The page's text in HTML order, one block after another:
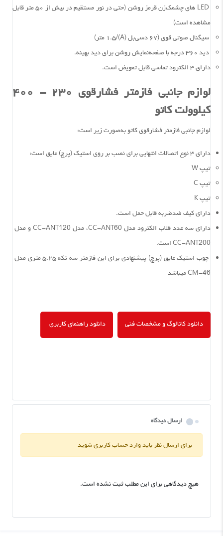
LED های چشمک‌زن قرمز روشن (حتی در نور مستقیم در بیش از ۵۰ متر قابل‌
مشاهده است)
سیگنال صوتی قوی (۶۷ دسی‌بل (A)/۱.۵ متر)
دید ۳۶۰ درجه با صفحه‌نمایش روشن برای دید بهینه.
دارای ۳ الکترود تماسی قابل تعویض است.
لوازم جانبی فازمتر فشارقوی ۲۳۰ - ۴۰۰
کیلوولت کاتو
لوازم جانبی فازمتر فشارقوی کاتو به‌صورت زیر است:
دارای ۳ نوع اتصالات انتهایی برای نصب بر روی استیک (پرچ) عایق است:
تیپ W
تیپ C
تیپ K
دارای کیف ضدضربه قابل حمل است.
دارای سه عدد قلاب الکترود مدل CC-ANT60، مدل CC-ANT120 و مدل
CC-ANT200 است.
چوب استیک عایق (پرچ) پیشنهادی برای این فازمتر سه تکه ۵.۲۵ متری مدل
CM-46 میباشد
دانلود کاتالوگ و مشخصات فنی دانلود راهنمای کاربری
ارسال دیدگاه
برای ارسال نظر باید وارد حساب کاربری شوید
هیچ دیدگاهی برای این مطلب ثبت نشده است.